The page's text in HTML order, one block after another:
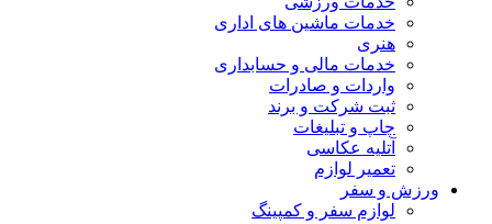
خدمات ماشین های اداری
هنری
خدمات مالی و حسابداری
واردات و صادرات
ثبت شرکت و برند
چاپ و تبلیغات
آتلیه عکاسی
تعمیر لوازم
ورزش و سفر
لوازم سفر و کمپینگ